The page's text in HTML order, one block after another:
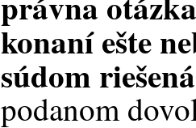
konaní ešte
súdom
podanom